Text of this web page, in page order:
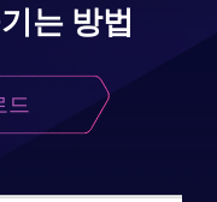
는 방법
드